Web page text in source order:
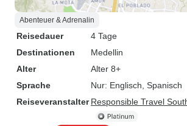
Abenteuer & Adrenalin
Reisedauer
4 Tage
Destinationen
Medellin
Alter
Alter 8+
Sprache
Nur: Englisch, Spanisch
Reiseveranstalter Responsible Travel